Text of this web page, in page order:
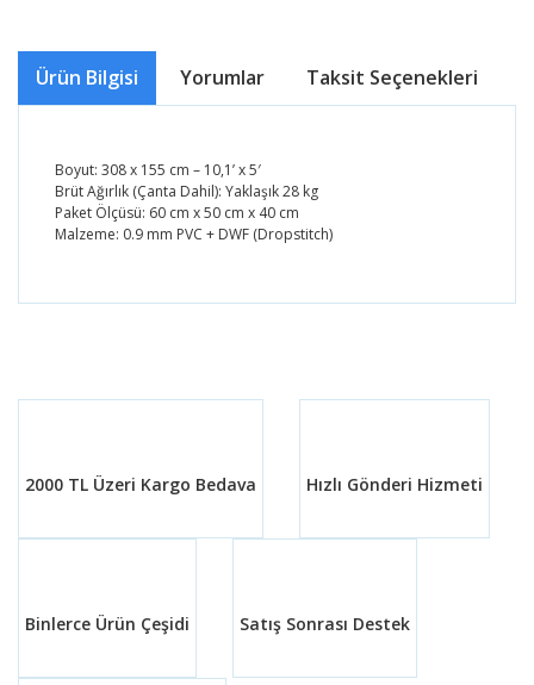
Ürün Bilgisi Yorumlar Taksit Seçenekleri
Boyut: 308 x 155 cm – 10,1’ x 5′
Brüt Ağırlık (Çanta Dahil): Yaklaşık 28 kg
Paket Ölçüsü: 60 cm x 50 cm x 40 cm
Malzeme: 0.9 mm PVC + DWF (Dropstitch)
Yorum Yaz
Ürün bilgilerinde hatalar bulunuyor.
2000 TL Üzeri Kargo Bedava Hızlı Gönderi Hizmeti
Binlerce Ürün Çeşidi Satış Sonrası Destek